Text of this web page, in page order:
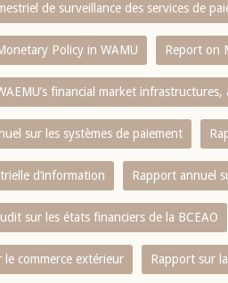
de surveillance des services de
Policy in WAMU Report on
financial market
sur les systèmes de paiement
d‘information Rapport annuel
sur les états financiers de la BCEAO
le commerce extérieur Rapport sur